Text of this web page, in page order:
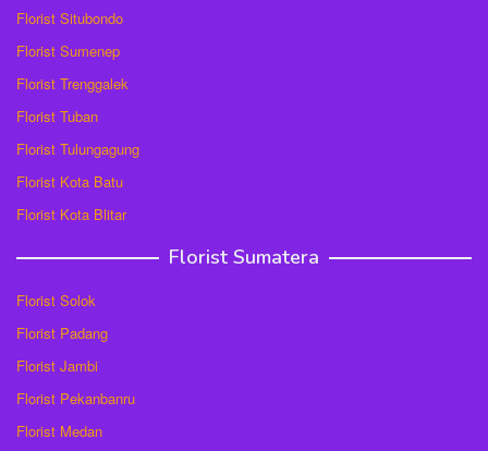
Florist Situbondo
Florist Sumenep
Florist Trenggalek
Florist Tuban
Florist Tulungagung
Florist Kota Batu
Florist Kota Blitar
Florist Sumatera
Florist Solok
Florist Padang
Florist Jambi
Florist Pekanbanru
Florist Medan